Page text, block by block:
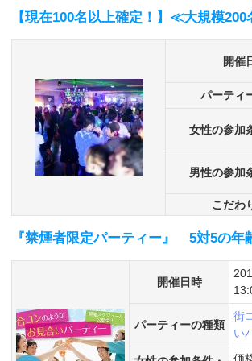
【現在100名以上確定！】≪大規模
開催
パーティ
女性の参加
男性の参加
こだわ
『禁煙者限定パーティー』 5対5の年
開催日時
パーティーの種類
街
い